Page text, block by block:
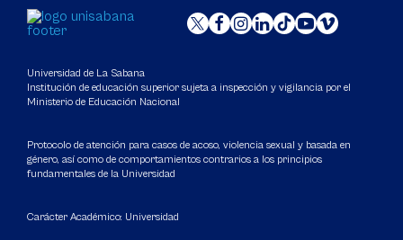
Universidad de La Sabana
Institución de educación superior sujeta a inspección y vigilancia por el
Ministerio de Educación Nacional
Protocolo de atención para casos de acoso, violencia sexual y basada en
género, así como de comportamientos contrarios a los principios
fundamentales de la Universidad
Carácter Académico: Universidad